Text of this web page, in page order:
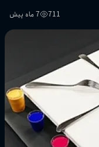
711 7 ماه پیش